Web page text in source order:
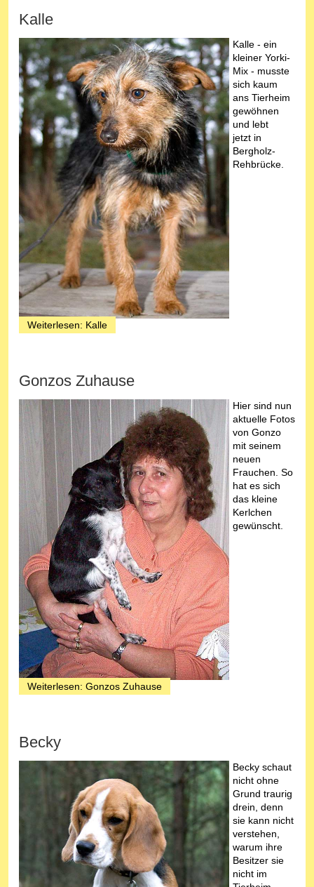
Kalle
Kalle - ein
kleiner Yorki-
Mix - musste
sich kaum
ans Tierheim
gewöhnen
und lebt
jetzt in
Bergholz-
Rehbrücke.
Weiterlesen: Kalle
Gonzos Zuhause
Hier sind nun
aktuelle Fotos
von Gonzo
mit seinem
neuen
Frauchen. So
hat es sich
das kleine
Kerlchen
gewünscht.
Weiterlesen: Gonzos Zuhause
Becky
Becky schaut
nicht ohne
Grund traurig
drein, denn
sie kann nicht
verstehen,
warum ihre
Besitzer sie
nicht im